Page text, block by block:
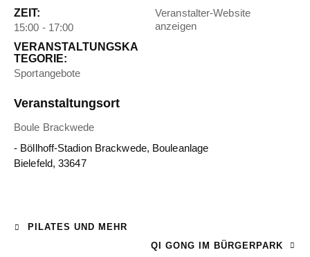
ZEIT:
15:00 - 17:00
VERANSTALTUNGSKA
TEGORIE:
Sportangebote
Veranstaltungsort
Boule Brackwede
- Böllhoff-Stadion Brackwede, Bouleanlage
Bielefeld, 33647
Veranstalter-Website
anzeigen
PILATES UND MEHR
QI GONG IM BÜRGERPARK